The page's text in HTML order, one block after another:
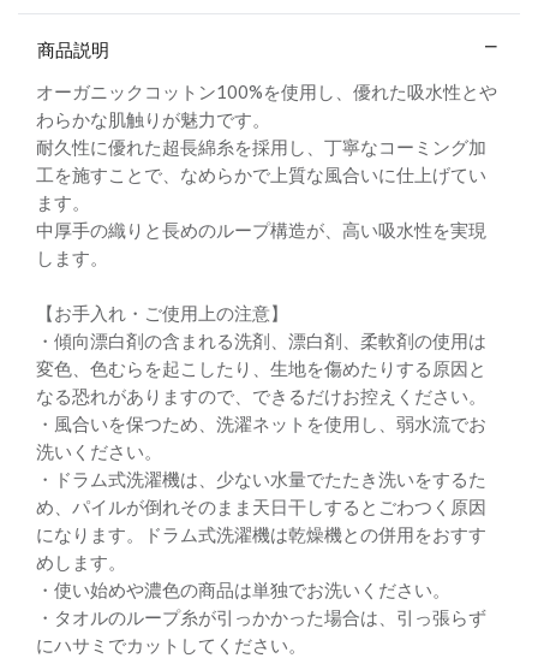
商品説明
オーガニックコットン100%を使用し、優れた吸水性とや
わらかな肌触りが魅力です。
耐久性に優れた超長綿糸を採用し、丁寧なコーミング加
工を施すことで、なめらかで上質な風合いに仕上げてい
ます。
中厚手の織りと長めのループ構造が、高い吸水性を実現
します。
【お手入れ・ご使用上の注意】
・傾向漂白剤の含まれる洗剤、漂白剤、柔軟剤の使用は
変色、色むらを起こしたり、生地を傷めたりする原因と
なる恐れがありますので、できるだけお控えください。
・風合いを保つため、洗濯ネットを使用し、弱水流でお
洗いください。
・ドラム式洗濯機は、少ない水量でたたき洗いをするた
め、パイルが倒れそのまま天日干しするとごわつく原因
になります。ドラム式洗濯機は乾燥機との併用をおすす
めします。
・使い始めや濃色の商品は単独でお洗いください。
・タオルのループ糸が引っかかった場合は、引っ張らず
にハサミでカットしてください。